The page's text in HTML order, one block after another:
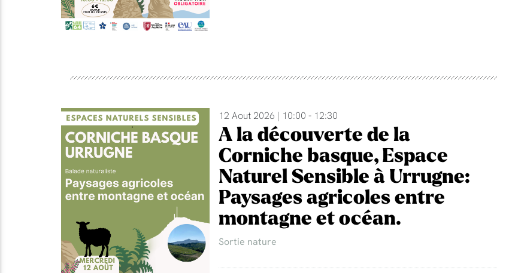
12 Aout 2026 | 10:00 - 12:30
A la découverte de la
Corniche basque, Espace
Naturel Sensible à Urrugne:
Paysages agricoles entre
montagne et océan.
Sortie nature